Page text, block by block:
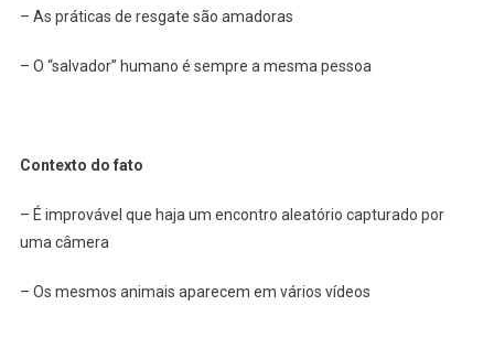
– As práticas de resgate são amadoras
– O “salvador” humano é sempre a mesma pessoa
Contexto do fato
– É improvável que haja um encontro aleatório capturado por
uma câmera
– Os mesmos animais aparecem em vários vídeos